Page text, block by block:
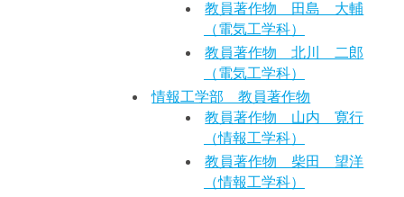
教員著作物 田島 大輔
（電気工学科）
教員著作物 北川 二郎
（電気工学科）
情報工学部 教員著作物
教員著作物 山内 寛行
（情報工学科）
教員著作物 柴田 望洋
（情報工学科）